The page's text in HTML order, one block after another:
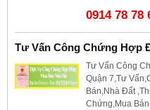
0914 78 78
Tư Vấn Công Chứng Hợp
Tư Vấn Công
Quận 7,Tư
Bán,Nhà Đất
Chứng,Mua